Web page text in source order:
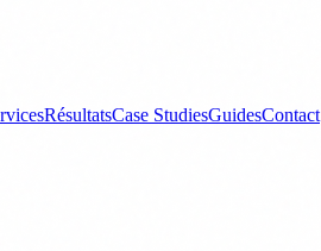
RésultatsCase StudiesGuidesContact